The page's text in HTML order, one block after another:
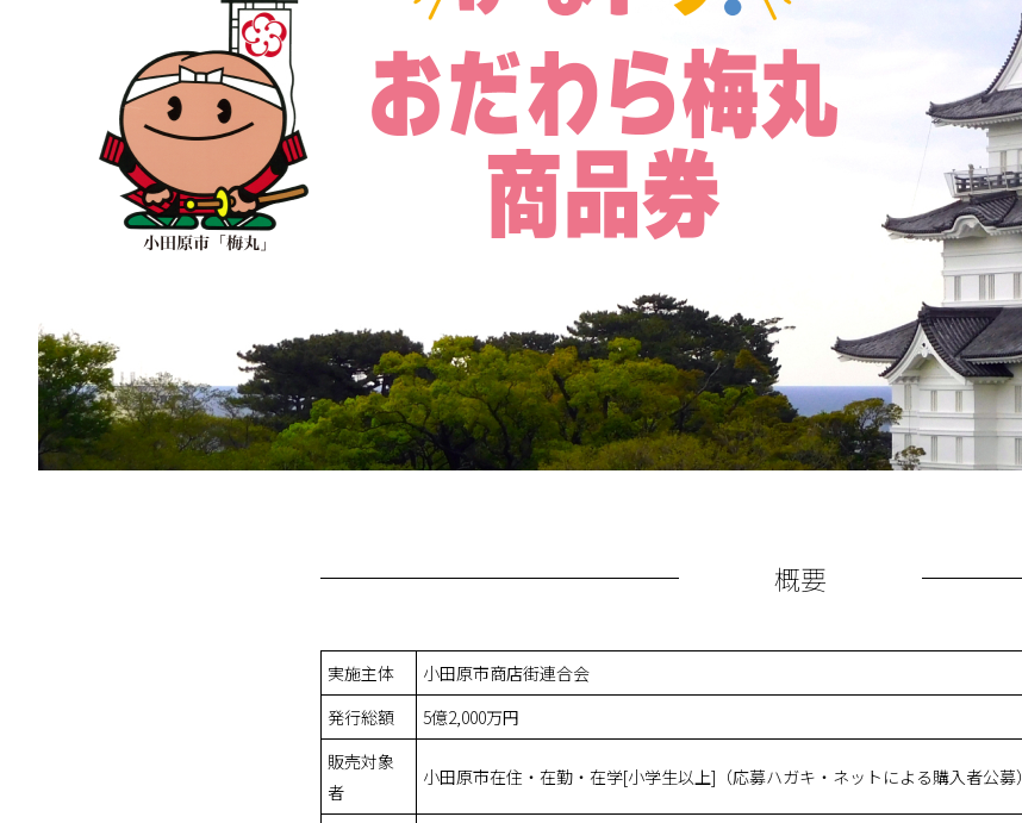
概要
実施主体
小田原市商店街連合会
発行総額
5億2,000万円
販売対象
者
小田原市在住・在勤・在学[小学生以上]（応募ハガキ・ネットによる購入者公募）